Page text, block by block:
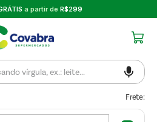
a partir de R$299
Frete: